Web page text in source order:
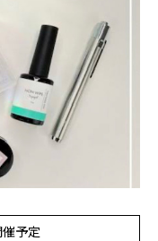
予定